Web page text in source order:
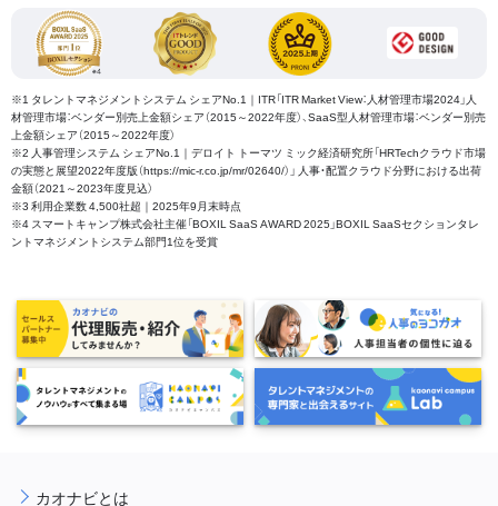
※1 タレントマネジメントシステム シェアNo.1｜ITR「ITR Market View：人材管理市場2024」人
材管理市場：ベンダー別売上金額シェア（2015～2022年度）、SaaS型人材管理市場：ベンダー別売
上金額シェア（2015～2022年度）
※2 人事管理システム シェアNo.1｜デロイト トーマツ ミック経済研究所「HRTechクラウド市場
の実態と展望2022年度版（https://mic-r.co.jp/mr/02640/）」 人事・配置クラウド分野における出荷
金額（2021～2023年度見込）
※3 利用企業数 4,500社超｜2025年9月末時点
※4 スマートキャンプ株式会社主催「BOXIL SaaS AWARD 2025」BOXIL SaaSセクションタレ
ントマネジメントシステム部門1位を受賞
カオナビとは